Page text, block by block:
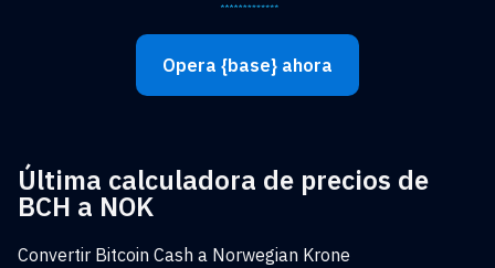
Opera {base} ahora
Última calculadora de precios de
BCH a NOK
Convertir Bitcoin Cash a Norwegian Krone